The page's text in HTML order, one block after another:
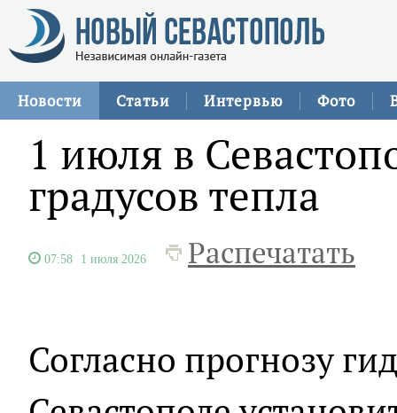
Новости Статьи Интервью Фото
1 июля в
градусов тепла
07:58 1 июля 2026 Распечатать
Согласно прогнозу